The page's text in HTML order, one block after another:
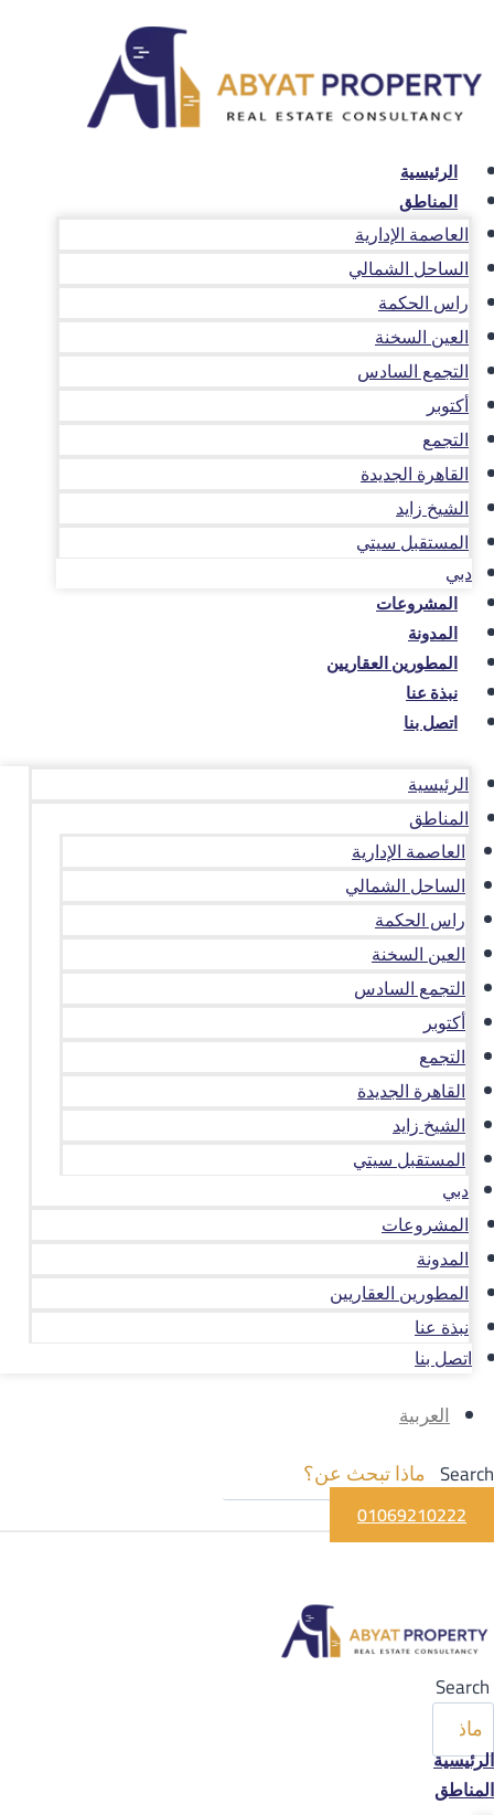
المحتوى
الرئيسية
المناطق
العاصمة الإدارية
الساحل الشمالي
راس الحكمة
العين السخنة
التجمع السادس
أكتوبر
التجمع
القاهرة الجديدة
الشيخ زايد
المستقبل سيتي
دبي
المشروعات
المدونة
المطورين العقاريين
نبذة عنا
اتصل بنا
الرئيسية
المناطق
العاصمة الإدارية
الساحل الشمالي
راس الحكمة
العين السخنة
التجمع السادس
أكتوبر
التجمع
القاهرة الجديدة
الشيخ زايد
المستقبل سيتي
دبي
المشروعات
المدونة
المطورين العقاريين
نبذة عنا
اتصل بنا
العربية
Search
01069210222
Search
الرئيسية
المناطق